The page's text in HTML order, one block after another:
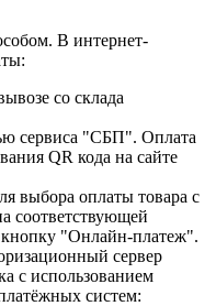
В интернет-
со склада
сервиса "СБП". Оплата
QR кода на сайте
выбора оплаты товара с
соответствующей
кнопку "Онлайн-платеж".
сервер
с использованием
систем: